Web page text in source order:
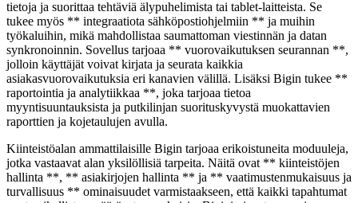
tietoja ja suorittaa tehtäviä älypuhelimista tai tablet-laitteista. Se
tukee myös ** integraatiota sähköpostiohjelmiin ** ja muihin
työkaluihin, mikä mahdollistaa saumattoman viestinnän ja datan
synkronoinnin. Sovellus tarjoaa ** vuorovaikutuksen seurannan **,
jolloin käyttäjät voivat kirjata ja seurata kaikkia
asiakasvuorovaikutuksia eri kanavien välillä. Lisäksi Bigin tukee **
raportointia ja analytiikkaa **, joka tarjoaa tietoa
myyntisuuntauksista ja putkilinjan suorituskyvystä muokattavien
raporttien ja kojetaulujen avulla.
Kiinteistöalan ammattilaisille Bigin tarjoaa erikoistuneita moduuleja,
jotka vastaavat alan yksilöllisiä tarpeita. Näitä ovat ** kiinteistöjen
hallinta **, ** asiakirjojen hallinta ** ja ** vaatimustenmukaisuus ja
turvallisuus ** ominaisuudet varmistaakseen, että kaikki tapahtumat